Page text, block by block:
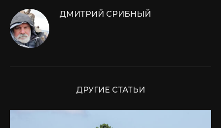
ДМИТРИЙ СРИБНЫЙ
ДРУГИЕ СТАТЬИ